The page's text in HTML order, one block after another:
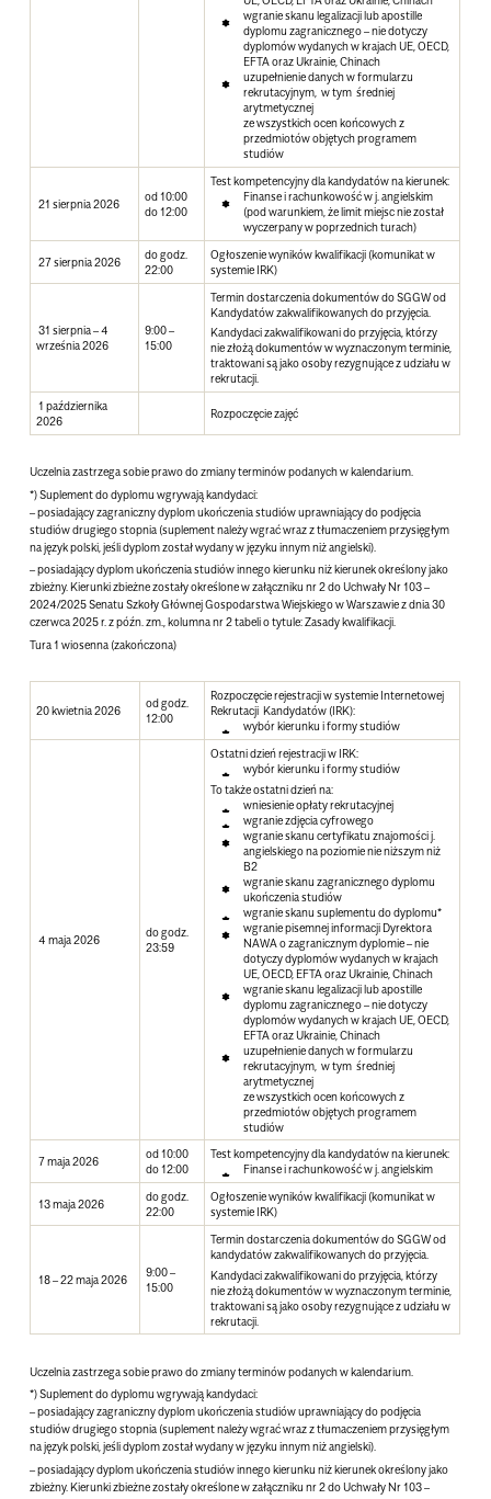
wgranie skanu legalizacji lub apostille
dyplomu zagranicznego – nie dotyczy
dyplomów wydanych w krajach UE, OECD,
EFTA oraz Ukrainie, Chinach
uzupełnienie danych w formularzu
rekrutacyjnym, w tym średniej
arytmetycznej
ze wszystkich ocen końcowych z
przedmiotów objętych programem
studiów
21 sierpnia 2026
od 10:00
do 12:00
Test kompetencyjny dla kandydatów na kierunek:
Finanse i rachunkowość w j. angielskim
(pod warunkiem, że limit miejsc nie został
wyczerpany w poprzednich turach)
27 sierpnia 2026
do godz.
22:00
Ogłoszenie wyników kwalifikacji (komunikat w
systemie IRK)
31 sierpnia – 4
września 2026
9:00 –
15:00
Termin dostarczenia dokumentów do SGGW od
Kandydatów zakwalifikowanych do przyjęcia.
Kandydaci zakwalifikowani do przyjęcia, którzy
nie złożą dokumentów w wyznaczonym terminie,
traktowani są jako osoby rezygnujące z udziału w
rekrutacji.
1 października
2026
Rozpoczęcie zajęć
Uczelnia zastrzega sobie prawo do zmiany terminów podanych w kalendarium.
*) Suplement do dyplomu wgrywają kandydaci:
– posiadający zagraniczny dyplom ukończenia studiów uprawniający do podjęcia
studiów drugiego stopnia (suplement należy wgrać wraz z tłumaczeniem przysięgłym
na język polski, jeśli dyplom został wydany w języku innym niż angielski).
– posiadający dyplom ukończenia studiów innego kierunku niż kierunek określony jako
zbieżny. Kierunki zbieżne zostały określone w załączniku nr 2 do Uchwały Nr 103 –
2024/2025 Senatu Szkoły Głównej Gospodarstwa Wiejskiego w Warszawie z dnia 30
czerwca 2025 r. z późn. zm., kolumna nr 2 tabeli o tytule: Zasady kwalifikacji.
Tura 1 wiosenna (zakończona)
20 kwietnia 2026
od godz.
12:00
Rozpoczęcie rejestracji w systemie Internetowej
Rekrutacji Kandydatów (IRK):
wybór kierunku i formy studiów
4 maja 2026
do godz.
23:59
Ostatni dzień rejestracji w IRK:
wybór kierunku i formy studiów
To także ostatni dzień na:
wniesienie opłaty rekrutacyjnej
wgranie zdjęcia cyfrowego
wgranie skanu certyfikatu znajomości j.
angielskiego na poziomie nie niższym niż
B2
wgranie skanu zagranicznego dyplomu
ukończenia studiów
wgranie skanu suplementu do dyplomu*
wgranie pisemnej informacji Dyrektora
NAWA o zagranicznym dyplomie – nie
dotyczy dyplomów wydanych w krajach
UE, OECD, EFTA oraz Ukrainie, Chinach
wgranie skanu legalizacji lub apostille
dyplomu zagranicznego – nie dotyczy
dyplomów wydanych w krajach UE, OECD,
EFTA oraz Ukrainie, Chinach
uzupełnienie danych w formularzu
rekrutacyjnym, w tym średniej
arytmetycznej
ze wszystkich ocen końcowych z
przedmiotów objętych programem
studiów
7 maja 2026
od 10:00
do 12:00
Test kompetencyjny dla kandydatów na kierunek:
Finanse i rachunkowość w j. angielskim
13 maja 2026
do godz.
22:00
Ogłoszenie wyników kwalifikacji (komunikat w
systemie IRK)
18 – 22 maja 2026
9:00 –
15:00
Termin dostarczenia dokumentów do SGGW od
kandydatów zakwalifikowanych do przyjęcia.
Kandydaci zakwalifikowani do przyjęcia, którzy
nie złożą dokumentów w wyznaczonym terminie,
traktowani są jako osoby rezygnujące z udziału w
rekrutacji.
Uczelnia zastrzega sobie prawo do zmiany terminów podanych w kalendarium.
*) Suplement do dyplomu wgrywają kandydaci:
– posiadający zagraniczny dyplom ukończenia studiów uprawniający do podjęcia
studiów drugiego stopnia (suplement należy wgrać wraz z tłumaczeniem przysięgłym
na język polski, jeśli dyplom został wydany w języku innym niż angielski).
– posiadający dyplom ukończenia studiów innego kierunku niż kierunek określony jako
zbieżny. Kierunki zbieżne zostały określone w załączniku nr 2 do Uchwały Nr 103 –